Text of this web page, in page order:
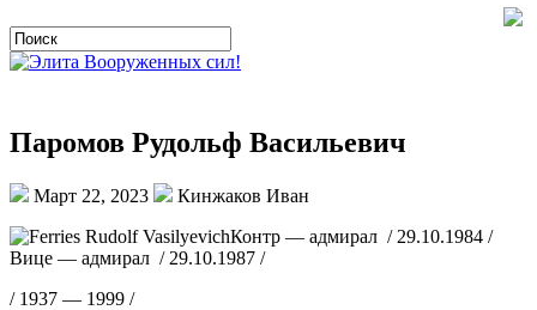
Паромов Рудольф Васильевич
Март 22, 2023
Кинжаков Иван
Контр — адмирал / 29.10.1984 /
Вице — адмирал / 29.10.1987 /
/ 1937 — 1999 /